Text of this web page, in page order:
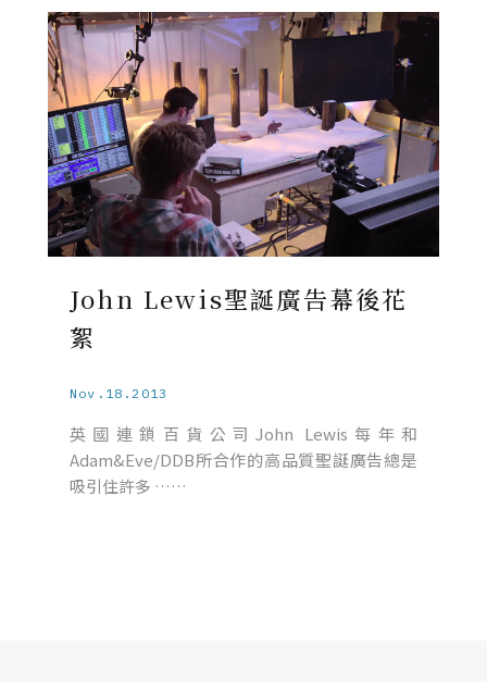
John Lewis聖誕廣告幕後花
絮
Nov.18.2013
英國連鎖百貨公司John Lewis每年和
Adam&Eve/DDB所合作的高品質聖誕廣告總是
吸引住許多 ……